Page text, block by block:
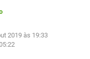
2019 às 19:33